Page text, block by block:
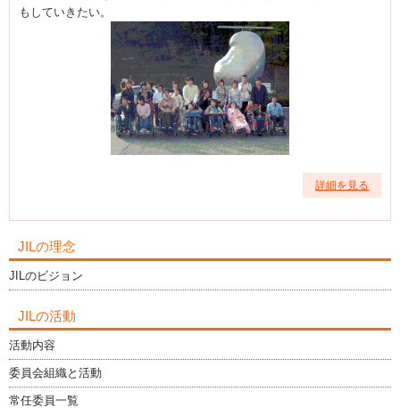
もしていきたい。
詳細を見る
JILの理念
JILのビジョン
JILの活動
活動内容
委員会組織と活動
常任委員一覧